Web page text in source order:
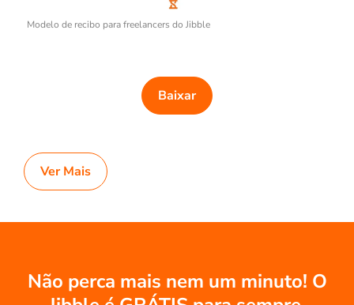
Modelo de recibo para freelancers do Jibble
Baixar
Ver Mais
Não perca mais nem um minuto! O